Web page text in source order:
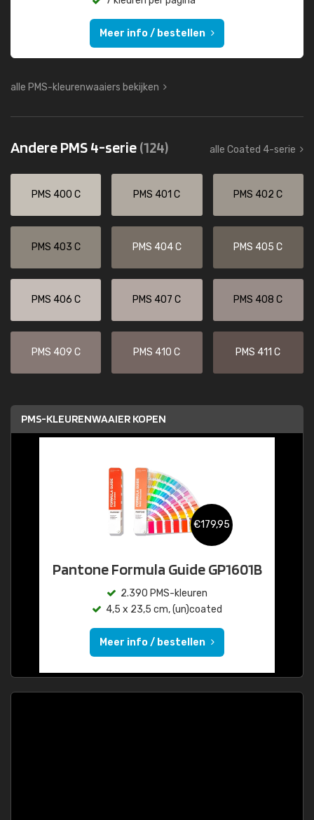
Meer info / bestellen
alle PMS-kleurenwaaiers bekijken
Andere PMS 4-serie(124) alle Coated 4-serie
PMS 400 C PMS 401 C PMS 402 C
PMS 403 C PMS 404 C PMS 405 C
PMS 406 C PMS 407 C PMS 408 C
PMS 409 C PMS 410 C PMS 411 C
PMS-KLEURENWAAIER KOPEN
€179,95
Pantone Formula Guide GP1601B
2.390 PMS-kleuren
4,5 x 23,5 cm, (un)coated
Meer info / bestellen